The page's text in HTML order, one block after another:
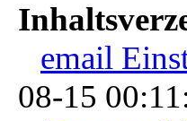
email
08-15